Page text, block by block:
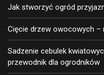
Jak stworzyć ogród
Cięcie drzew owocowych –
Sadzenie cebulek
przewodnik dla ogrodników